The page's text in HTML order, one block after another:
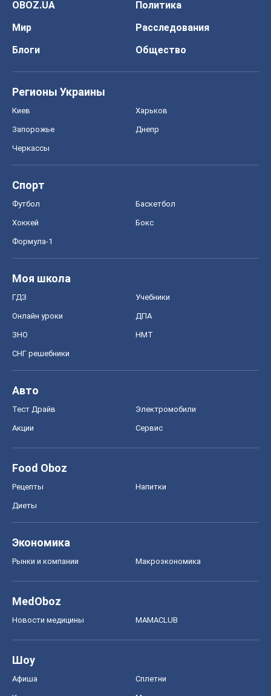
OBOZ.UA
Политика
Мир
Расследования
Блоги
Общество
Регионы Украины
Киев Харьков
Запорожье Днепр
Черкассы
Спорт
Футбол Баскетбол
Хоккей Бокс
Формула-1
Моя школа
ГДЗ Учебники
Онлайн уроки ДПА
ЗНО НМТ
СНГ решебники
Авто
Тест Драйв Электромобили
Акции Сервис
Food Oboz
Рецепты Напитки
Диеты
Экономика
Рынки и компании Mакроэкономика
MedOboz
Новости медицины MAMACLUB
Шоу
Афиша Сплетни